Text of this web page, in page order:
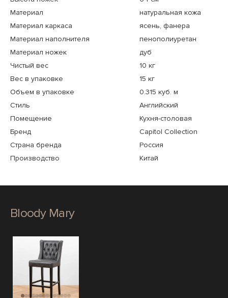
Материал
натуральная кожа
Материал каркаса
ясень, фанера
Материал наполнителя
пенополиуретан
Материал ножек
дуб
Чистый вес
10 кг
Вес в упаковке
15 кг
Объем в упаковке
0.315 куб. м
Стиль
Английский
Помещение
Кухня-столовая
Бренд
Capitol Collection
Страна бренда
Россия
Производство
Китай
Bloody Mary